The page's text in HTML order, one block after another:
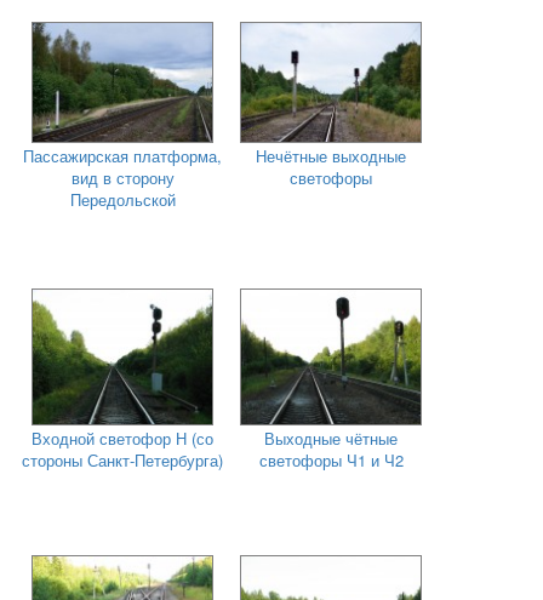
Пассажирская платформа,
вид в сторону
Передольской
Нечётные выходные
светофоры
Входной светофор Н (со
стороны Санкт-Петербурга)
Выходные чётные
светофоры Ч1 и Ч2